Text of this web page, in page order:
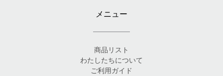
メニュー
商品リスト
わたしたちについて
ご利用ガイド